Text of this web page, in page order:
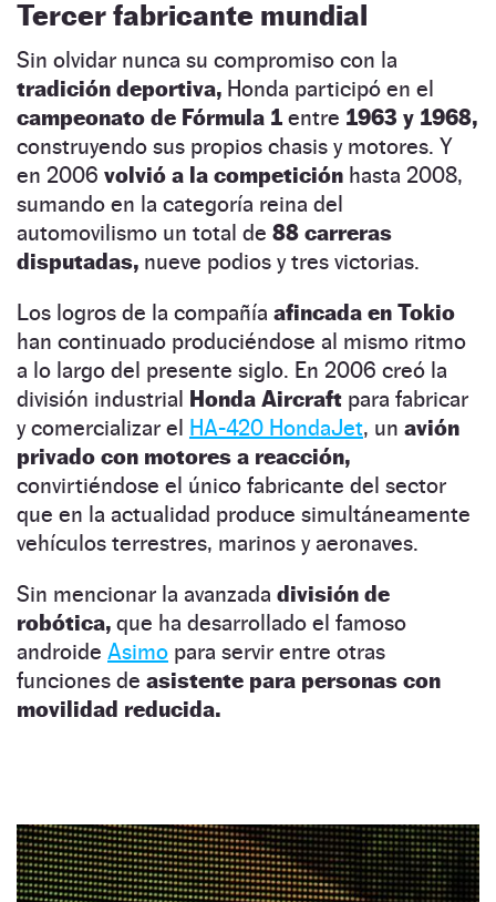
Tercer fabricante mundial
Sin olvidar nunca su compromiso con la
tradición deportiva, Honda participó en el
campeonato de Fórmula 1 entre 1963 y 1968,
construyendo sus propios chasis y motores. Y
en 2006 volvió a la competición hasta 2008,
sumando en la categoría reina del
automovilismo un total de 88 carreras
disputadas, nueve podios y tres victorias.
Los logros de la compañía afincada en Tokio
han continuado produciéndose al mismo ritmo
a lo largo del presente siglo. En 2006 creó la
división industrial Honda Aircraft para fabricar
y comercializar el HA-420 HondaJet, un avión
privado con motores a reacción,
convirtiéndose el único fabricante del sector
que en la actualidad produce simultáneamente
vehículos terrestres, marinos y aeronaves.
Sin mencionar la avanzada división de
robótica, que ha desarrollado el famoso
androide Asimo para servir entre otras
funciones de asistente para personas con
movilidad reducida.